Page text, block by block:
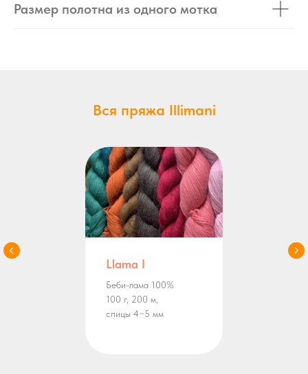
Размер полотна из одного мотка
Вся пряжа Illimani
Llama I
Беби-лама 100%
100 г, 200 м,
спицы 4−5 мм